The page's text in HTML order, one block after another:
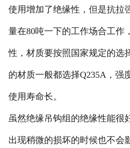
使用增加了绝缘性，但是抗拉
量在80吨一下的工作场合工作
性，材质要按照国家规定的选
的材质一般都选择Q235A，强
使用寿命长。
虽然绝缘吊钩组的绝缘性能很
出现稍微的损坏的时候也不会